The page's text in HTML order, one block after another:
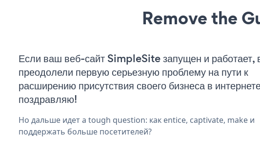
Remove the
Если ваш веб-сайт SimpleSite запущен и работает,
преодолели первую серьезную проблему на пути к
расширению присутствия своего бизнеса в
поздравляю!
Но дальше идет a tough question: как entice, captivate, make и
поддержать больше посетителей?